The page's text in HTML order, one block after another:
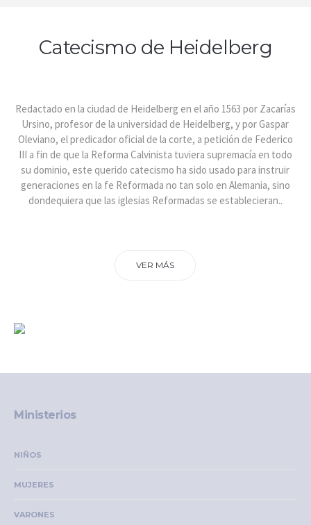
Catecismo de Heidelberg
Redactado en la ciudad de Heidelberg en el año 1563 por Zacarías
Ursino, profesor de la universidad de Heidelberg, y por Gaspar
Oleviano, el predicador oficial de la corte, a petición de Federico
III a fin de que la Reforma Calvinista tuviera supremacía en todo
su dominio, este querido catecismo ha sido usado para instruir
generaciones en la fe Reformada no tan solo en Alemania, sino
dondequiera que las iglesias Reformadas se establecieran..
VER MÁS
Ministerios
NIÑOS
MUJERES
VARONES